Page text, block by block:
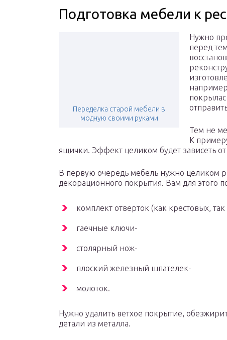
Подготовка мебели к
Переделка старой мебели в
модную своими руками
Нужно
перед
Тем не
К
ящички. Эффект целиком будет зависеть
В первую очередь мебель нужно целиком
декорационного покрытия. Вам для этого
комплект отверток (как крестовых,
гаечные ключи-
столярный нож-
плоский железный шпателек-
молоток.
Нужно удалить ветхое покрытие,
детали из металла.